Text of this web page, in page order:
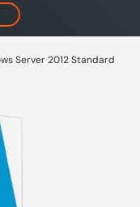
Server 2012 Standard